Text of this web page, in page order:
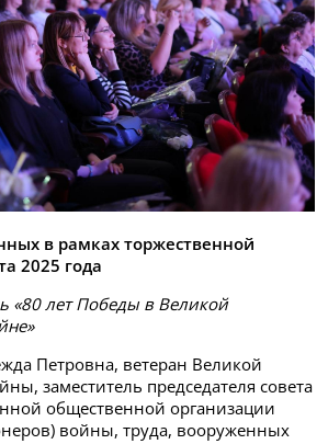
в рамках торжественной
2025 года
«80 лет Победы в Великой
Петровна, ветеран Великой
заместитель председателя совета
общественной организации
войны, труда, вооруженных